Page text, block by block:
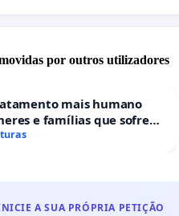
por outros utilizadores
mais humano
e famílias que sofrem
gestacional nos hospitais
A SUA PRÓPRIA PETIÇÃO